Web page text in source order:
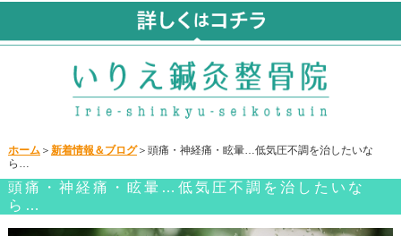
ホーム＞ 新着情報＆ブログ＞頭痛・神経痛・眩暈…低気圧不調を治したいな
ら…
頭痛・神経痛・眩暈…低気圧不調を治したいな
ら…